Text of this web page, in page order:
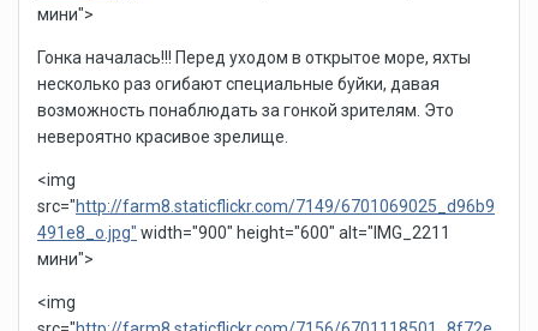
мини">
Гонка началась!!! Перед уходом в открытое море, яхты
несколько раз огибают специальные буйки, давая
возможность понаблюдать за гонкой зрителям. Это
невероятно красивое зрелище.
<img
src="http://farm8.staticflickr.com/7149/6701069025_d96b9
491e8_o.jpg" width="900" height="600" alt="IMG_2211
мини">
<img